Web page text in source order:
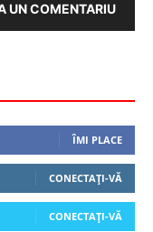
UN COMENTARIU
ÎMI PLACE
CONECTAȚI-VĂ
CONECTAȚI-VĂ